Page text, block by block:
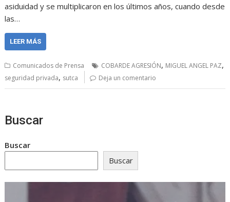
asiduidad y se multiplicaron en los últimos años, cuando desde
las…
LEER MÁS
Comunicados de Prensa COBARDE AGRESIÓN, MIGUEL ANGEL PAZ,
seguridad privada, sutca Deja un comentario
Buscar
Buscar
Buscar